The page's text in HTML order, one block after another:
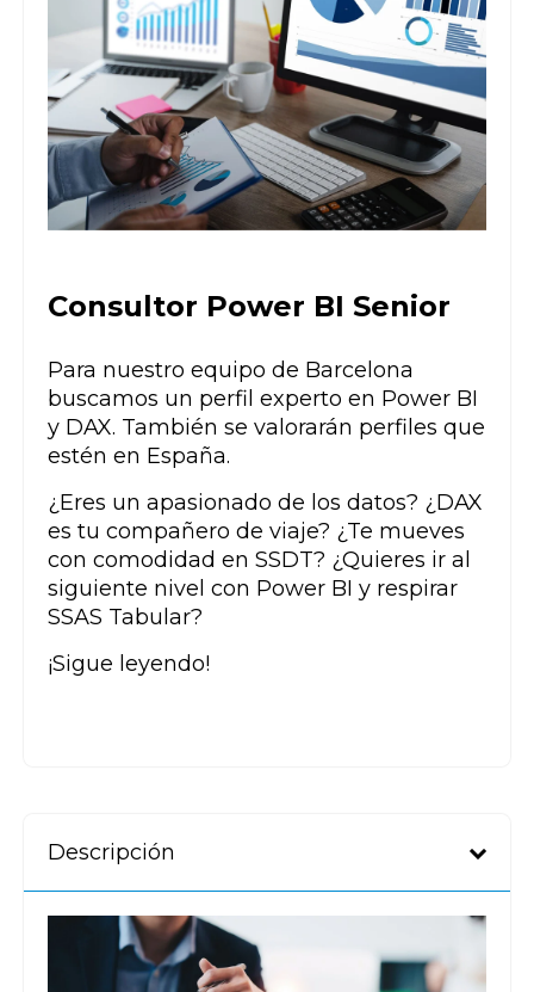
Consultor Power BI Senior
Para nuestro equipo de Barcelona
buscamos un perfil experto en Power BI
y DAX. También se valorarán perfiles que
estén en España.
¿Eres un apasionado de los datos? ¿DAX
es tu compañero de viaje? ¿Te mueves
con comodidad en SSDT? ¿Quieres ir al
siguiente nivel con Power BI y respirar
SSAS Tabular?
¡Sigue leyendo!
Descripción